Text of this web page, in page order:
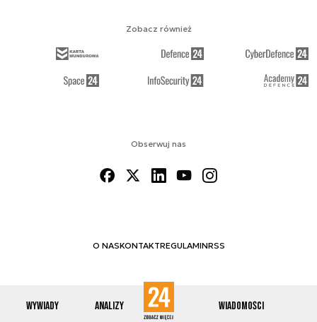
Wywiady Analizy Wiadomości
Obserwuj nas
O NASKONTAKTREGULAMINRSS
Zobacz również
© 2012-2026 ENERGETYKA24